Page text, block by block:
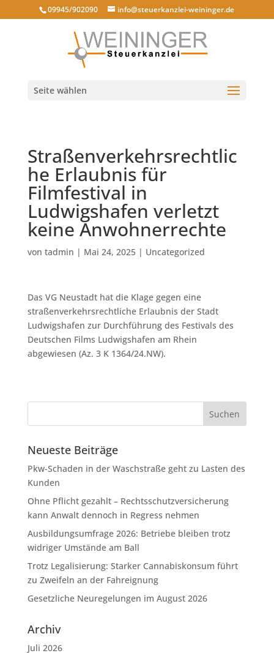
09945/902090 info@steuerkanzlei-weininger.de
Seite wählen
Straßenverkehrsrechtlic
he Erlaubnis für
Filmfestival in
Ludwigshafen verletzt
keine Anwohnerrechte
von tadmin | Mai 24, 2025| Uncategorized
Das VG Neustadt hat die Klage gegen eine
straßenverkehrsrechtliche Erlaubnis der Stadt
Ludwigshafen zur Durchführung des Festivals des
Deutschen Films Ludwigshafen am Rhein
abgewiesen (Az. 3 K 1364/24.NW).
Neueste Beiträge
Pkw-Schaden in der Waschstraße geht zu Lasten des
Kunden
Ohne Pflicht gezahlt – Rechtsschutzversicherung
kann Anwalt dennoch in Regress nehmen
Ausbildungsumfrage 2026: Betriebe bleiben trotz
widriger Umstände am Ball
Trotz Legalisierung: Starker Cannabiskonsum führt
zu Zweifeln an der Fahreignung
Gesetzliche Neuregelungen im August 2026
Archiv
Juli 2026